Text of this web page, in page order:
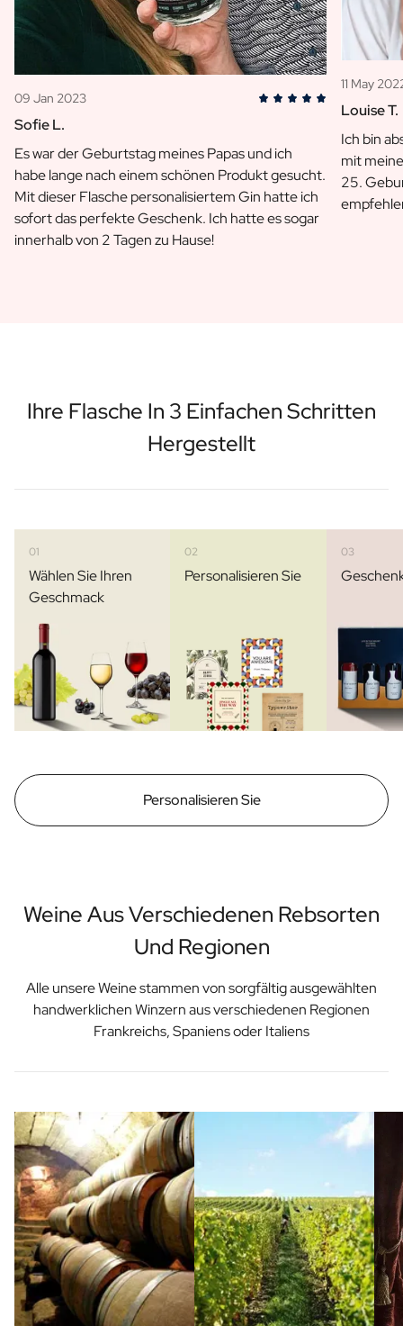
09 Jan 2023
Sofie L.
Es war der Geburtstag meines Papas und ich
habe lange nach einem schönen Produkt gesucht.
Mit dieser Flasche personalisiertem Gin hatte ich
sofort das perfekte Geschenk. Ich hatte es sogar
innerhalb von 2 Tagen zu Hause!
11 May
Louise T.
Ich bin
mit
25.
Ihre Flasche In 3 Einfachen Schritten
Hergestellt
01
Wählen Sie Ihren
Geschmack
02
Personalisieren Sie
03
Personalisieren Sie
Weine Aus Verschiedenen Rebsorten
Und Regionen
Alle unsere Weine stammen von sorgfältig ausgewählten
handwerklichen Winzern aus verschiedenen Regionen
Frankreichs, Spaniens oder Italiens